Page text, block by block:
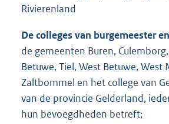
Rivierenland
De colleges van burgemeester
de gemeenten Buren,
Betuwe, Tiel, West Betuwe, West
Zaltbommel en het college van
van de provincie Gelderland,
hun bevoegdheden betreft;